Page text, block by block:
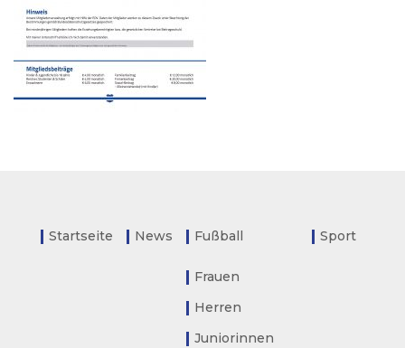
Startseite News Fußball
Frauen
Herren
Juniorinnen
Sport